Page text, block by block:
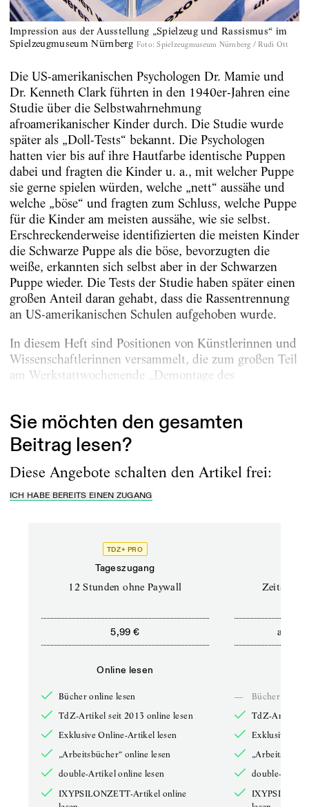
Impression aus der Ausstellung „Spielzeug und Rassismus“ im
Spielzeugmuseum Nürnberg Foto: Spielzeugmuseum Nürnberg / Rudi Ott
Die US-amerikanischen Psychologen Dr. Mamie und
Dr. Kenneth Clark führten in den 1940er-Jahren eine
Studie über die Selbstwahrnehmung
afroamerikanischer Kinder durch. Die Studie wurde
später als „Doll-Tests“ bekannt. Die Psychologen
hatten vier bis auf ihre Hautfarbe identische Puppen
dabei und fragten die Kinder u. a., mit welcher Puppe
sie gerne spielen würden, welche „nett“ aussähe und
welche „böse“ und fragten zum Schluss, welche Puppe
für die Kinder am meisten aussähe, wie sie selbst.
Erschreckenderweise identifizierten die meisten Kinder
die Schwarze Puppe als die böse, bevorzugten die
weiße, erkannten sich selbst aber in der Schwarzen
Puppe wieder. Die Tests der Studie haben später einen
großen Anteil daran gehabt, dass die Rassentrennung
an US-amerikanischen Schulen aufgehoben wurde.
In diesem Heft sind Positionen von Künstlerinnen und
Wissenschaftlerinnen versammelt, die zum großen Teil
am Werkstattwochenende „Demontage des
Sie möchten den gesamten
Beitrag lesen?
Diese Angebote schalten den Artikel frei:
ICH HABE BEREITS EINEN ZUGANG
TDZ+ PRO
Tageszugang
12 Stunden ohne Paywall
5,99 €
Online lesen
Bücher online lesen
TdZ-Artikel seit 2013 online lesen
Exklusive Online-Artikel lesen
„Arbeitsbücher“ online lesen
double-Artikel online lesen
IXYPSILONZETT-Artikel online
ab
—
Bücher online
TdZ-Artikel
Exklusive
double-